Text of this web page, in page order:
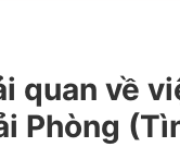
quan về
Phòng